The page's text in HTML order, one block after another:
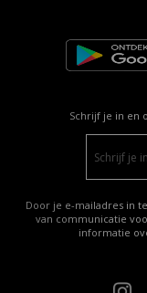
Schrijf je in en
Door je e-mailadres in
van communicatie
informatie